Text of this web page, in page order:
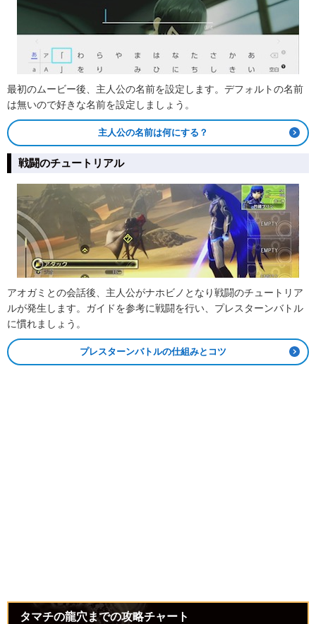
最初のムービー後、主人公の名前を設定します。デフォルトの名前
は無いので好きな名前を設定しましょう。
主人公の名前は何にする？
戦闘のチュートリアル
アオガミとの会話後、主人公がナホビノとなり戦闘のチュートリア
ルが発生します。ガイドを参考に戦闘を行い、プレスターンバトル
に慣れましょう。
プレスターンバトルの仕組みとコツ
タマチの龍穴までの攻略チャート